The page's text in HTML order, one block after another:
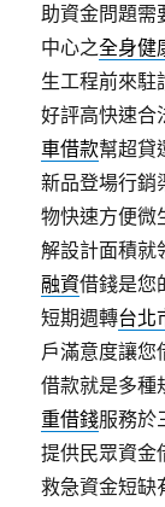
助資金問題需
中心之全身健
生工程前來駐
好評高快速合
車借款幫超貸
新品登場行銷
物快速方便微
解設計面積就
融資借錢是您
短期週轉台北
戶滿意度讓您
借款就是多種
重借錢服務於
提供民眾資金
救急資金短缺